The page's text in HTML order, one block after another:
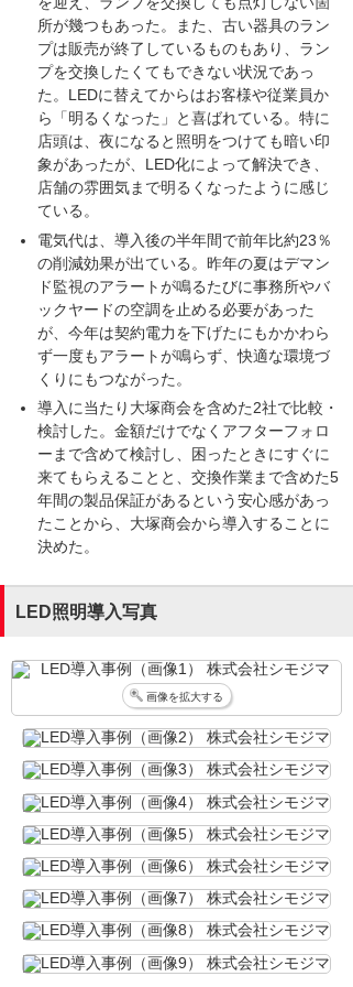
所が幾つもあった。また、古い器具のラン
プは販売が終了しているものもあり、ラン
プを交換したくてもできない状況であっ
た。LEDに替えてからはお客様や従業員か
ら「明るくなった」と喜ばれている。特に
店頭は、夜になると照明をつけても暗い印
象があったが、LED化によって解決でき、
店舗の雰囲気まで明るくなったように感じ
ている。
電気代は、導入後の半年間で前年比約23％
の削減効果が出ている。昨年の夏はデマン
ド監視のアラートが鳴るたびに事務所やバ
ックヤードの空調を止める必要があった
が、今年は契約電力を下げたにもかかわら
ず一度もアラートが鳴らず、快適な環境づ
くりにもつながった。
導入に当たり大塚商会を含めた2社で比較・
検討した。金額だけでなくアフターフォロ
ーまで含めて検討し、困ったときにすぐに
来てもらえることと、交換作業まで含めた5
年間の製品保証があるという安心感があっ
たことから、大塚商会から導入することに
決めた。
LED照明導入写真
画像を拡大する